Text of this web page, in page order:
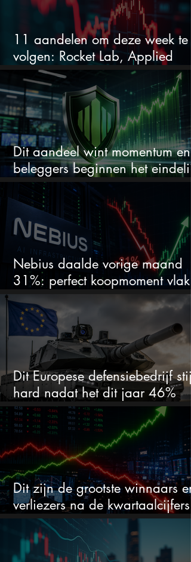
11 aandelen om deze week te
volgen: Rocket Lab, Applied
Materials en de zwaarste AI-test
Dit aandeel wint momentum en
beleggers beginnen het eindelijk
te zien
Nebius daalde vorige maand
31%: perfect koopmoment vlak
voor kwartaalcijfers?
Dit Europese defensiebedrijf
hard nadat het dit jaar 46%
daalde: mooie koopkans?
Dit zijn de grootste winnaars en
verliezers na de kwartaalcijfers
(2 springen eruit)